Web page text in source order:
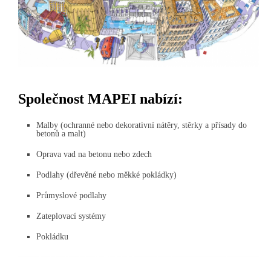
Společnost MAPEI nabízí:
Malby (ochranné nebo dekorativní nátěry, stěrky a přísady do
betonů a malt)
Oprava vad na betonu nebo zdech
Podlahy (dřevěné nebo měkké pokládky)
Průmyslové podlahy
Zateplovací systémy
Pokládku